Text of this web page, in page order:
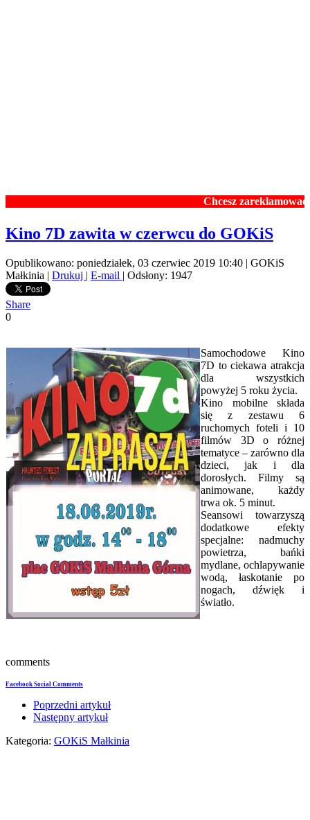
Chcesz zareklamować się
Kino 7D zawita w czerwcu do GOKiS
Opublikowano: poniedziałek, 03 czerwiec 2019 10:40 | GOKiS
Małkinia | Drukuj | E-mail | Odsłony: 1947
Share
0
Samochodowe Kino
7D to ciekawa atrakcja
dla wszystkich
powyżej 5 roku życia.
Kino mobilne składa
się z zestawu 6
ruchomych foteli i 10
filmów 3D o różnej
tematyce – zarówno dla
dzieci, jak i dla
dorosłych. Filmy są
animowane, każdy
trwa ok. 5 minut.
Seansowi towarzyszą
dodatkowe efekty
specjalne: nadmuchy
powietrza, bańki
mydlane, ochlapywanie
wodą, łaskotanie po
nogach, dźwięk i
światło.
comments
Facebook Social Comments
Poprzedni artykuł
Następny artykuł
Kategoria: GOKiS Małkinia